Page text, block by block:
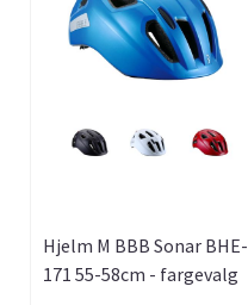
Hjelm M BBB Sonar BHE-
171 55-58cm - fargevalg